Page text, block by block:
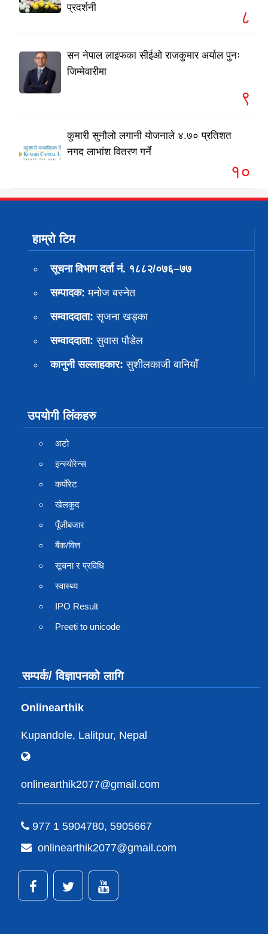
प्रदर्शनी
८
सन नेपाल लाइफका सीईओ राजकुमार अर्याल पुनः
जिम्मेवारीमा
९
कुमारी सुनौलो लगानी योजनाले ४.७० प्रतिशत
नगद लाभांश वितरण गर्ने
१०
हाम्रो टिम
सूचना विभाग दर्ता नं. १८८२/०७६–७७
सम्पादक: मनोज बस्नेत
सम्वाददाता: सृजना खड्का
सम्वाददाता: सुवास पाैडेल
कानुनी सल्लाहकार: सुशीलकाजी बानियाँ
उपयोगी लिंकहरु
अटो
इन्स्योरेन्स
कर्पाेरेट
खेलकुद
पूँजीबजार
बैंक/वित्त
सूचना र प्रविधि
स्वास्थ्य
IPO Result
Preeti to unicode
सम्पर्क/ विज्ञापनको लागि
Onlinearthik
Kupandole, Lalitpur, Nepal
onlinearthik2077@gmail.com
977 1 5904780, 5905667
onlinearthik2077@gmail.com